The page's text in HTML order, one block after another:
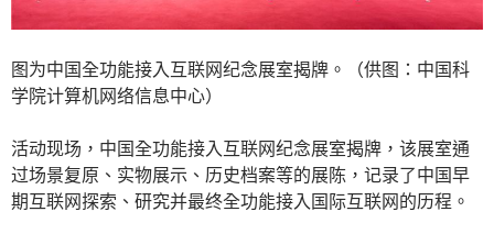
图为中国全功能接入互联网纪念展室揭牌。（供图：中国科
学院计算机网络信息中心）
活动现场，中国全功能接入互联网纪念展室揭牌，该展室通
过场景复原、实物展示、历史档案等的展陈，记录了中国早
期互联网探索、研究并最终全功能接入国际互联网的历程。